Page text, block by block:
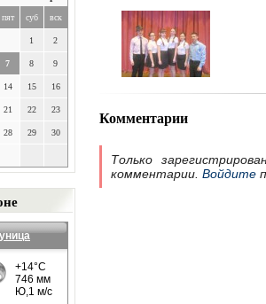
пят суб вск
1 2
7 8 9
14 15 16
21 22 23
28 29 30
Комментарии
Только
комментарии. Войдите